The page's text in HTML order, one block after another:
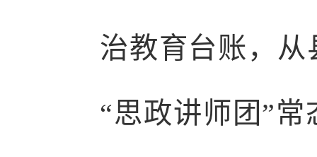
治教育台账，
“思政讲师团”